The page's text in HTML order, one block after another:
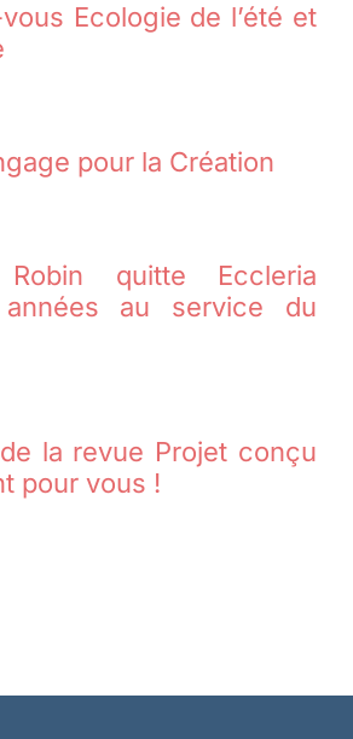
Ecologie de l’été et
pour la Création
Robin quitte Eccleria
au service du
la revue Projet conçu
pour vous !